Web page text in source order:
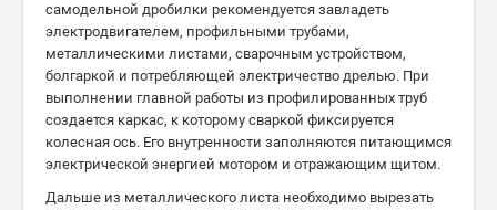
самодельной дробилки рекомендуется завладеть
электродвигателем, профильными трубами,
металлическими листами, сварочным устройством,
болгаркой и потребляющей электричество дрелью. При
выполнении главной работы из профилированных труб
создается каркас, к которому сваркой фиксируется
колесная ось. Его внутренности заполняются питающимся
электрической энергией мотором и отражающим щитом.
Дальше из металлического листа необходимо вырезать